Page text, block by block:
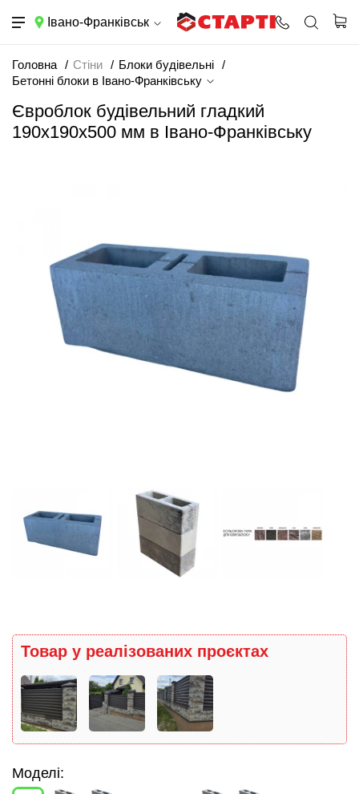
Івано-Франківськ
Головна Стіни
Блоки будівельні
Бетонні блоки в Івано-Франківську
Євроблок будівельний гладкий
190х190х500 мм в Івано-Франківську
Товар у реалізованих проєктах
Моделі: